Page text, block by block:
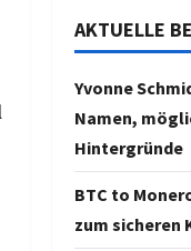
AKTUELLE
Yvonne
Namen,
Hintergründe
BTC to
zum sicheren